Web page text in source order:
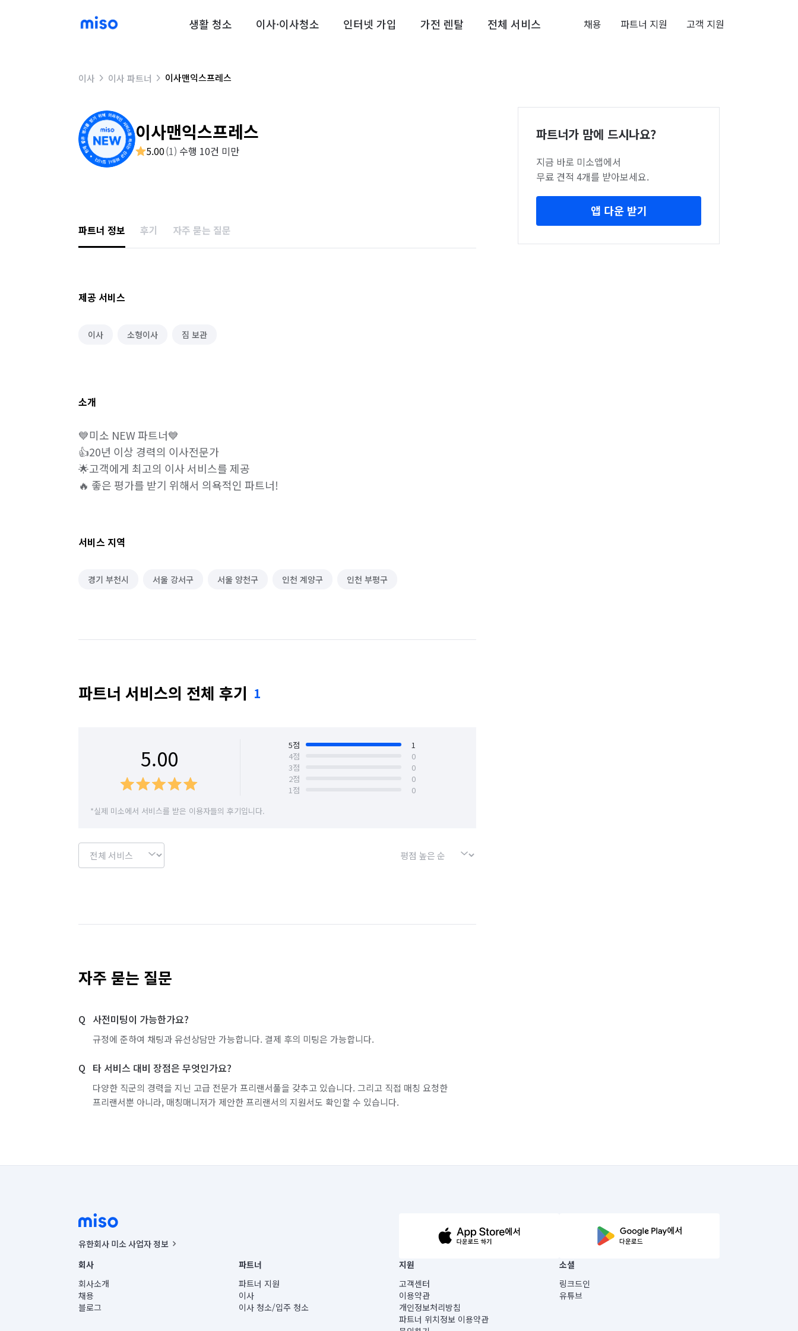
생활 청소 이사·이사청소 인터넷 가입 가전 렌탈 전체 서비스 채용 파트너 지원 고객 지원
이사 이사 파트너 이사맨익스프레스
이사맨익스프레스
5.00(1) 수행 10건 미만
파트너 정보 후기 자주 묻는 질문
제공 서비스
이사 소형이사 짐 보관
소개
💙미소 NEW 파트너💙
👍20년 이상 경력의 이사전문가
🌟고객에게 최고의 이사 서비스를 제공
서비스 지역
경기 부천시 서울 강서구 서울 양천구 인천 계양구 인천 부평구
파트너 서비스의 전체 후기 1
5.00 5점
1
4점
0
3점
0
2점
0
1점
0
*실제 미소에서 서비스를 받은 이용자들의 후기입니다.
자주 묻는 질문
사전미팅이 가능한가요?
규정에 준하여 채팅과 유선상담만 가능합니다. 결제 후의 미팅은 가능합니다.
타 서비스 대비 장점은 무엇인가요?
다양한 직군의 경력을 지닌 고급 전문가 프리랜서풀을 갖추고 있습니다. 그리고 직접 매칭 요청한
프리랜서뿐 아니라, 매칭매니저가 제안한 프리랜서의 지원서도 확인할 수 있습니다.
파트너가 맘에 드시나요?
지금 바로 미소앱에서
무료 견적 4개를 받아보세요.
앱 다운 받기
유한회사 미소 사업자 정보
사업자등록번호 : 291-87-00271 | 인허가번호 : 2016-3220163-14-5-00019 |
통신판매신고번호 : 2024-서울종로-1400(공정거래위원회 정보) |
대표이사 : CHING VICTOR COLUMBIA RHEE
주소 | 본사: 서울특별시 종로구 율곡로 6(중학동, 트윈트리빌딩) B동 5층
컨택센터 : 서울특별시 종로구 수송동 율곡로 24, 7층, 8층 미소
회사
회사소개
채용
블로그
파트너
파트너 지원
이사
이사 청소/입주 청소
지원
고객센터
이용약관
개인정보처리방침
파트너 위치정보 이용약관
소셜
링크드인
유튜브